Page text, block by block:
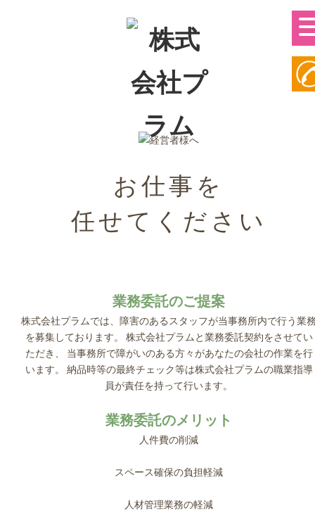
お仕事を
任せてください
業務委託のご提案
株式会社プラムでは、障害のあるスタッフが当事務所内で行う業
を募集しております。
株式会社プラムと業務委託契約をさせてい
ただき、
当事務所で障がいのある方々があなたの会社の作業を行
います。
納品時等の最終チェック等は株式会社プラムの職業指導
員が責任を持って行います。
業務委託のメリット
人件費の削減
スペース確保の負担軽減
人材管理業務の軽減